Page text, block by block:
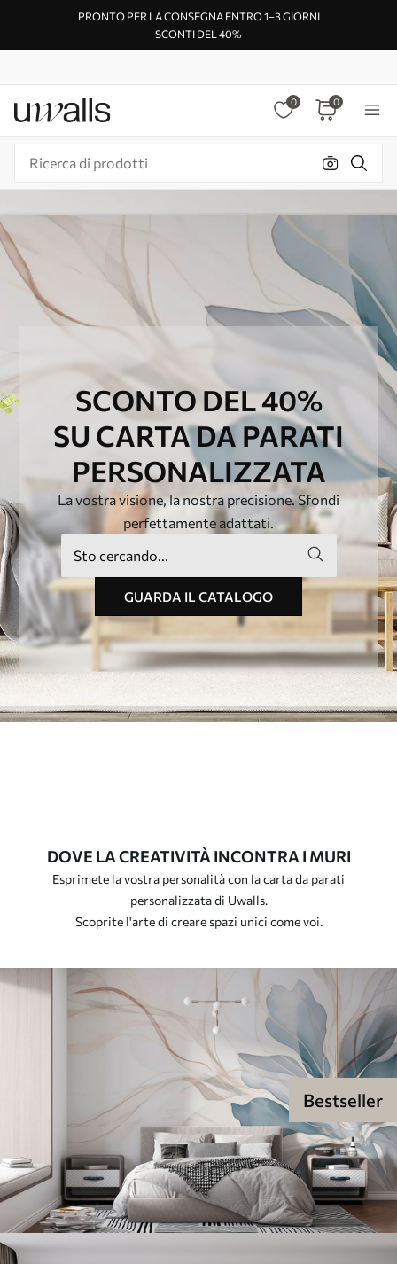
PRONTO PER LA CONSEGNA ENTRO 1–3 GIORNI
SCONTI DEL 40%
0 0
SCONTO DEL 40%
SU CARTA DA PARATI
PERSONALIZZATA
La vostra visione, la nostra precisione. Sfondi
perfettamente adattati.
GUARDA IL CATALOGO
DOVE LA CREATIVITÀ INCONTRA I MURI
Esprimete la vostra personalità con la carta da parati
personalizzata di Uwalls.
Scoprite l'arte di creare spazi unici come voi.
Bestseller